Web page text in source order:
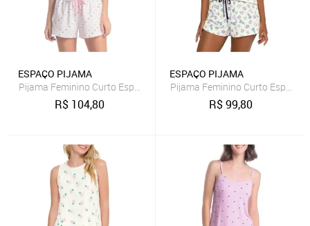
ESPAÇO PIJAMA
Pijama Feminino Curto Espaço Pijama 4010320
R$ 104,80
ESPAÇO PIJAMA
Pijama Feminino Curto Espaço
R$99,80